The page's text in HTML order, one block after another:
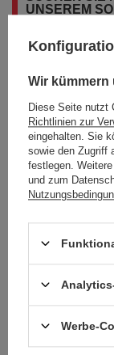
UNSEREM
Wenn Sie ein
verwenden und uns
Bestellungsstatus
Ich möchte die
Ich möchte vom
Ich möchte die
Wir kümmern
Diese Seite nutzt
Richtlinien zur
eingehalten. Sie
sowie den Zugriff
festlegen.
und zum
Werbe-